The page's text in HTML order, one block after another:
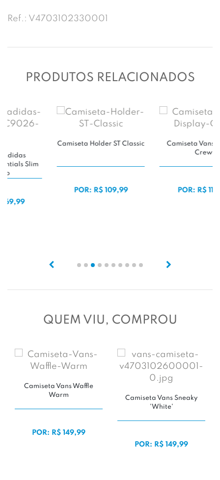
Ref.: V4703102330001
PRODUTOS RELACIONADOS
Camiseta Vans Display
POR: R$ 119,99
QUEM VIU, COMPROU
Camiseta Vans Waffle
Warm
POR: R$ 149,99
Camiseta Vans Sneaky
'White'
POR: R$ 149,99